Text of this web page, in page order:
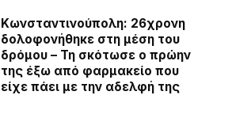
Κωνσταντινούπολη: 26χρονη
δολοφονήθηκε στη μέση του
δρόμου – Τη σκότωσε ο πρώην
της έξω από φαρμακείο που
είχε πάει με την αδελφή της